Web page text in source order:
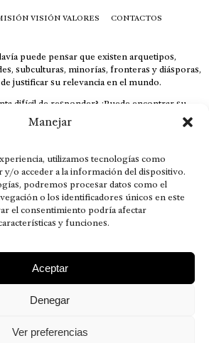
Manejar
utilizamos tecnologías como
y/o acceder a la información del dispositivo.
podremos procesar datos como el
o los identificadores únicos en este
el consentimiento podría afectar
y funciones.
Aceptar
Denegar
Ver preferencias
VISIÓN VALORES CONTACTOS
puede pensar que existen arquetipos,
subculturas, minorías, fronteras y diásporas,
justificar su relevancia en el mundo.
difícil de responder? ¿Puede encontrar su
otorgando al receptor cuestionado espacio y
responder correctamente? De no ser así, el que
está limitado exclusivamente a la sangre; seres
diario vivir suelen pesar más que los
el apego de estas dos versiones de seres
ideales provenientes de sus vivencias.
nuestra gente.” – HRSuriel
VALORES
CONTACTOS